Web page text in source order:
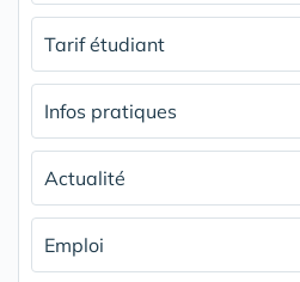
Tarif étudiant
Infos pratiques
Actualité
Emploi